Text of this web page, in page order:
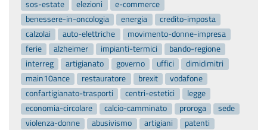
sos-estate
elezioni
e-commerce
benessere-in-oncologia
energia
credito-imposta
calzolai
auto-elettriche
movimento-donne-impresa
ferie
alzheimer impianti-termici
bando-regione
interreg
artigianato governo uffici
dimidimitri
main10ance
restauratore brexit
vodafone
confartigianato-trasporti
centri-estetici
legge
economia-circolare
calcio-camminato proroga
sede
violenza-donne
abusivismo artigiani
patenti